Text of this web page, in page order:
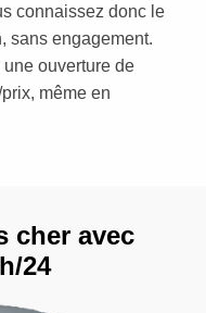
connaissez donc le
sans engagement.
ouverture de
même en
cher avec
24